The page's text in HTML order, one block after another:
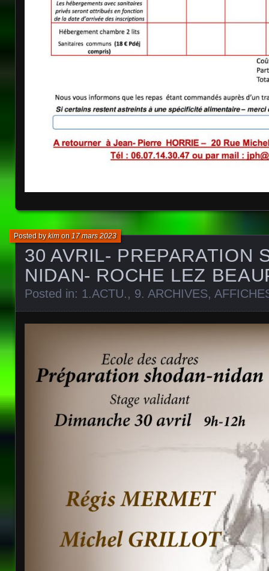
30 AVRIL- PREPARATION
NIDAN- ROCHE LEZ
Posted bykimon17 mars 2023
Posted in: 1.ACTU., 9. ARCHIVES,